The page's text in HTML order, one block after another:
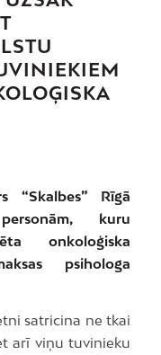
“Skalbes” Rīgā
kuru
onkoloģiska
psihologa
satricina ne tkai
arī viņu tuvinieku